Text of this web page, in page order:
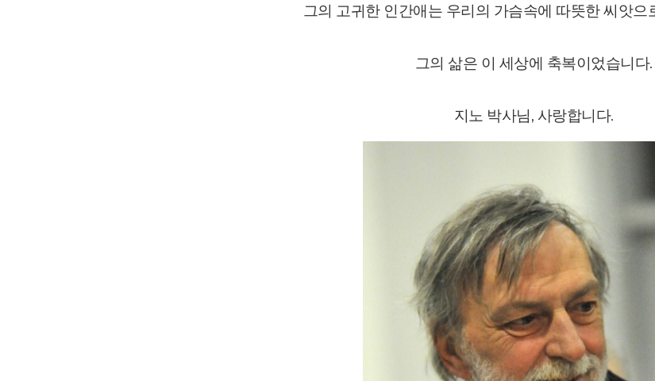
그의 고귀한 인간애는 우리의 가슴속에 따뜻한 씨앗으
그의 삶은 이 세상에 축복이었습니다.
지노 박사님, 사랑합니다.